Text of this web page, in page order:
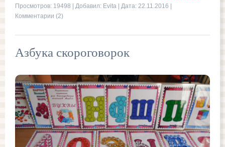
Просмотров: 19498 | Добавил: Evita | Дата: 22.11.2016 |
Комментарии (2)
Азбука скороговорок